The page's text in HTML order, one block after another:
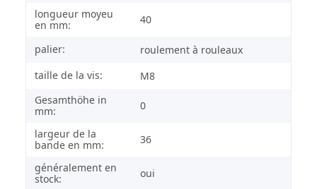
longueur moyeu
en mm:
40
palier:
roulement à rouleaux
taille de la vis:
M8
Gesamthöhe in
mm:
0
largeur de la
bande en mm:
36
généralement en
stock:
oui